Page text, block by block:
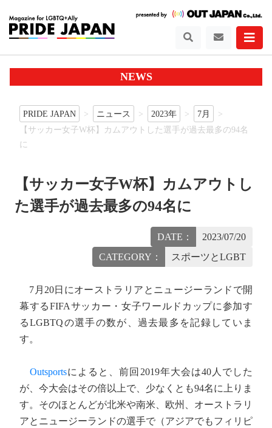
NEWS
PRIDE JAPAN ニュース 2023年
7月
【サッカー女子W杯】カムアウトした選手が過去最多の94名
に
【サッカー女子W杯】カムアウトし
た選手が過去最多の94名に
DATE：
2023/07/20
CATEGORY：
スポーツとLGBT
7月20日にオーストラリアとニュージーランドで開
幕するFIFAサッカー・女子ワールドカップに参加す
るLGBTQの選手の数が、過去最多を記録していま
す。
Outsportsによると、前回2019年大会は40人でした
が、今大会はその倍以上で、少なくとも94名に上りま
す。そのほとんどが北米や南米、欧州、オーストラリ
アとニュージーランドの選手で（アジアでもフィリピ